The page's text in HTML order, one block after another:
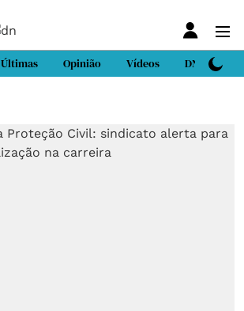
Últimas Opinião Vídeos DN Sport